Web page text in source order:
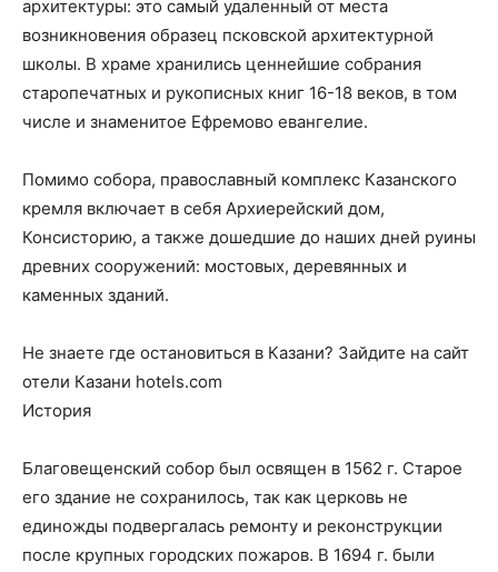
архитектуры: это самый удаленный от места
возникновения образец псковской архитектурной
школы. В храме хранились ценнейшие собрания
старопечатных и рукописных книг 16-18 веков, в том
числе и знаменитое Ефремово евангелие.
Помимо собора, православный комплекс Казанского
кремля включает в себя Архиерейский дом,
Консисторию, а также дошедшие до наших дней руины
древних сооружений: мостовых, деревянных и
каменных зданий.
Не знаете где остановиться в Казани? Зайдите на сайт
отели Казани hotels.com
История
Благовещенский собор был освящен в 1562 г. Старое
его здание не сохранилось, так как церковь не
единожды подвергалась ремонту и реконструкции
после крупных городских пожаров. В 1694 г. были